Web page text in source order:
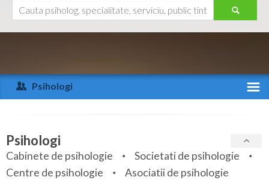
Arad
Arges
Bihor
Bistrita-Nasaud
Ajutor
Psihologi
Specialitati
Servicii
Psihologi
Cabinete de psihologie
Societati de psihologie
Centre de psihologie
Asociatii de psihologie